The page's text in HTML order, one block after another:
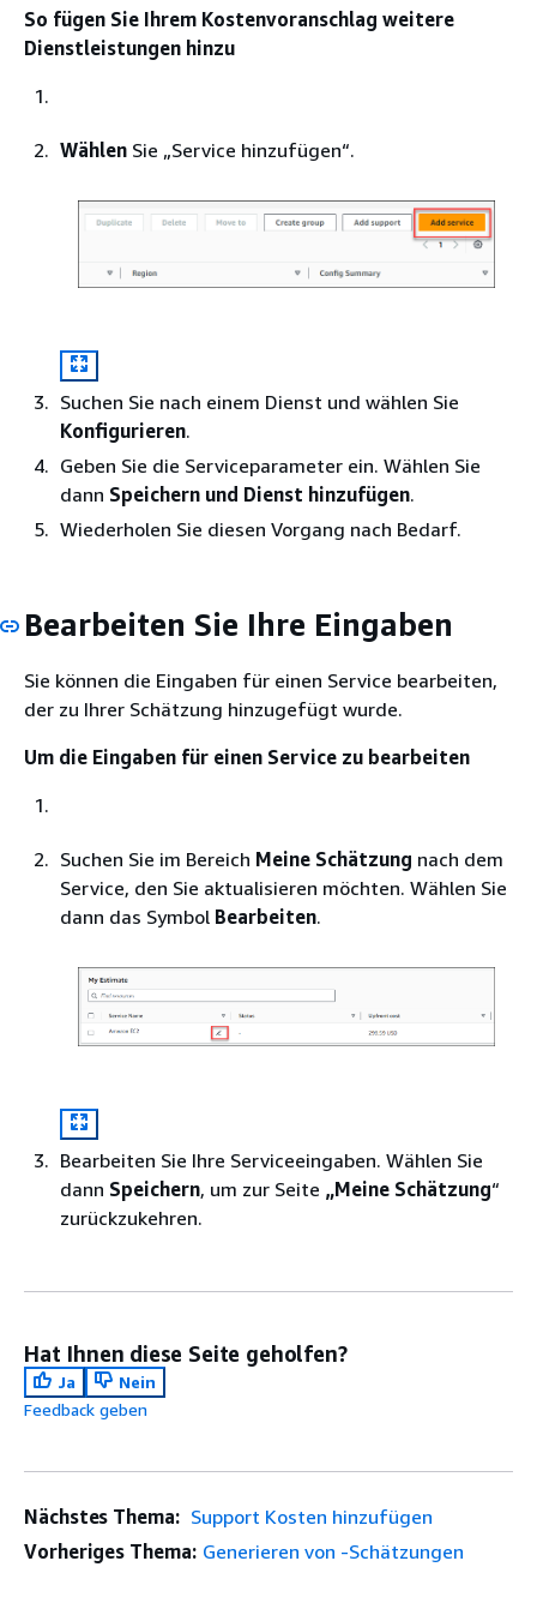
So fügen Sie Ihrem Kostenvoranschlag weitere
Dienstleistungen hinzu
Wählen Sie „Service hinzufügen“.
Suchen Sie nach einem Dienst und wählen Sie
Konfigurieren.
Geben Sie die Serviceparameter ein. Wählen Sie
dann Speichern und Dienst hinzufügen.
Wiederholen Sie diesen Vorgang nach Bedarf.
Bearbeiten Sie Ihre Eingaben
Sie können die Eingaben für einen Service bearbeiten,
der zu Ihrer Schätzung hinzugefügt wurde.
Um die Eingaben für einen Service zu bearbeiten
Suchen Sie im Bereich Meine Schätzung nach dem
Service, den Sie aktualisieren möchten. Wählen Sie
dann das Symbol Bearbeiten.
Bearbeiten Sie Ihre Serviceeingaben. Wählen Sie
dann Speichern, um zur Seite „Meine Schätzung“
zurückzukehren.
Hat Ihnen diese Seite geholfen?
Ja
Nein
Feedback geben
Nächstes Thema: Support Kosten hinzufügen
Vorheriges Thema: Generieren von -Schätzungen